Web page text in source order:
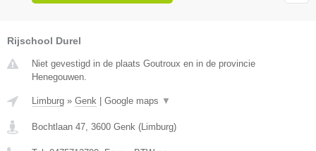
Rijschool Durel
Niet gevestigd in de plaats Goutroux en in de provincie
Henegouwen.
Limburg » Genk Google maps ▼
Bochtlaan 47, 3600 Genk (Limburg)